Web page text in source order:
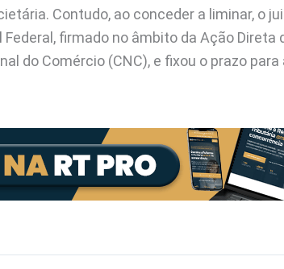
Contudo, ao conceder a liminar, o
firmado no âmbito da Ação
do Comércio (CNC), e fixou o prazo